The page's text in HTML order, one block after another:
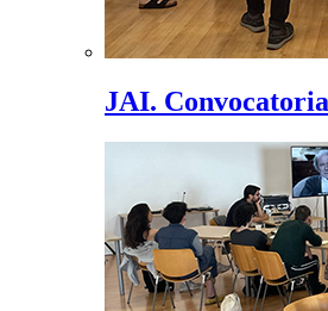
JAI.